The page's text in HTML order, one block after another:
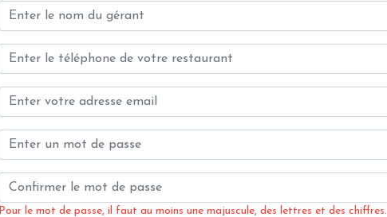
Pour le mot de passe, il faut au moins une majuscule, des lettres et des chiffres.